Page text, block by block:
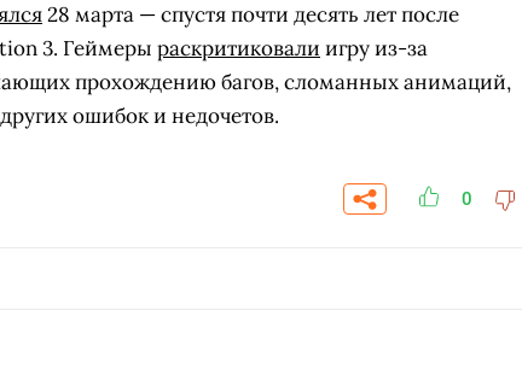
28 марта — спустя почти десять лет после
3. Геймеры раскритиковали игру из-за
прохождению багов, сломанных анимаций,
ошибок и недочетов.
0